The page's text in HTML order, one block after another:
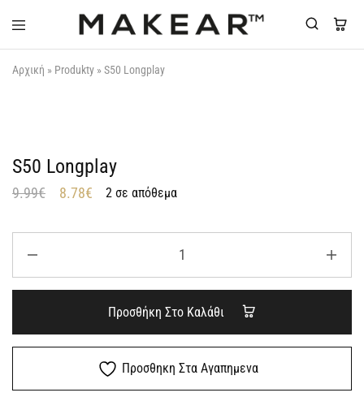
Makear-
Αρχική » Produkty » S50 Longplay
S50 Longplay
9.99€ 8.78€ 2 σε απόθεμα
Προσθήκη Στο Καλάθι
Προσθηκη Στα Αγαπημενα